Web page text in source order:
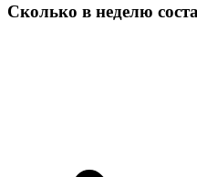
Сколько в неделю